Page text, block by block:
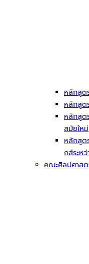
หลักสู
หลักสูต
หลักสูต
สมัยใหม่
หลักสูต
กส์ระหว่
คณะศิลปศาสต